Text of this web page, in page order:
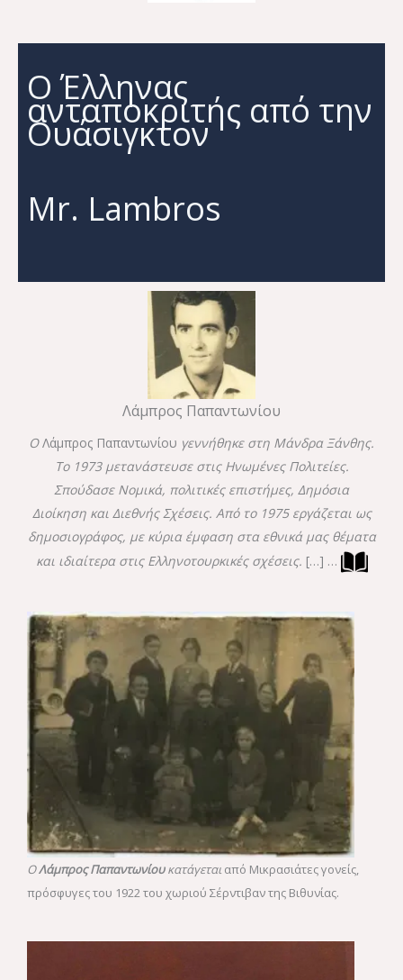
Ο Έλληνας
ανταποκριτής από την
Ουάσιγκτον
Mr. Lambros
Λάμπρος Παπαντωνίου
ΟΛάμπρος Παπαντωνίου γεννήθηκε στη Μάνδρα Ξάνθης.
Το 1973 μετανάστευσε στις Ηνωμένες Πολιτείες.
Σπούδασε Νομικά, πολιτικές επιστήμες, Δημόσια
Διοίκηση και Διεθνής Σχέσεις. Από το 1975 εργάζεται ως
δημοσιογράφος, με κύρια έμφαση στα εθνικά μας θέματα
και ιδιαίτερα στις Ελληνοτουρκικές σχέσεις. […] …
ΟΛάμπρος Παπαντωνίουκατάγεταιαπό Μικρασιάτες γονείς,
πρόσφυγες του 1922 του χωριού Σέρντιβαν της Βιθυνίας.